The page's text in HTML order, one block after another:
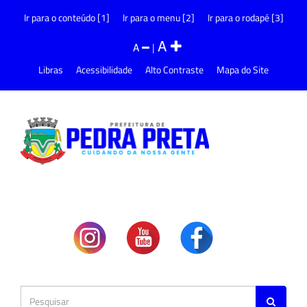
Ir para o conteúdo [1] Ir para o menu [2] Ir para o rodapé [3]
A |A
Libras Acessibilidade Alto Contraste Mapa do Site